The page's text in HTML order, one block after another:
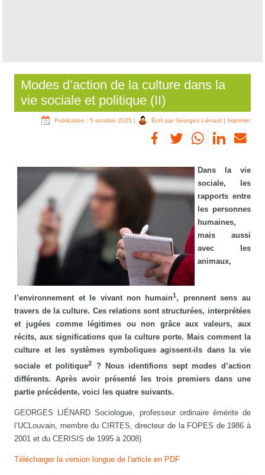
Modes d’action de la culture dans la
vie sociale et politique (II)
Publication : 5 octobre 2025 | Écrit par Georges Liénard | Imprimer
Dans la vie
sociale, les
rapports entre
les personnes
humaines,
mais aussi
avec les
animaux,
l’environnement et le vivant non humain1, prennent sens au
travers de la culture. Ces relations sont structurées, interprétées
et jugées comme légitimes ou non grâce aux valeurs, aux
récits, aux significations que la culture porte. Mais comment la
culture et les systèmes symboliques agissent-ils dans la vie
sociale et politique2
? Nous identifions sept modes d’action
différents. Après avoir présenté les trois premiers dans une
partie précédente, voici les quatre suivants.
GEORGES LIÉNARD Sociologue, professeur ordinaire émérite de
l’UCLouvain, membre du CIRTES, directeur de la FOPES de 1986 à
2001 et du CERISIS de 1995 à 2008)
Télécharger la version longue de l'article en PDF